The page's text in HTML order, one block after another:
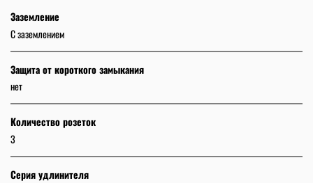
Заземление
С заземлением
Защита от короткого замыкания
нет
Количество розеток
3
Серия удлинителя